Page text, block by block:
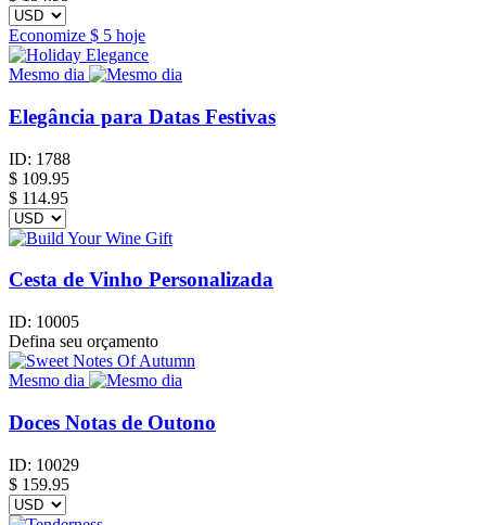
Economize $ 5 hoje
Mesmo dia
Elegância para Datas Festivas
ID: 1788
$ 109.95
$ 114.95
Cesta de Vinho Personalizada
ID: 10005
Defina seu orçamento
Mesmo dia
Doces Notas de Outono
ID: 10029
$ 159.95